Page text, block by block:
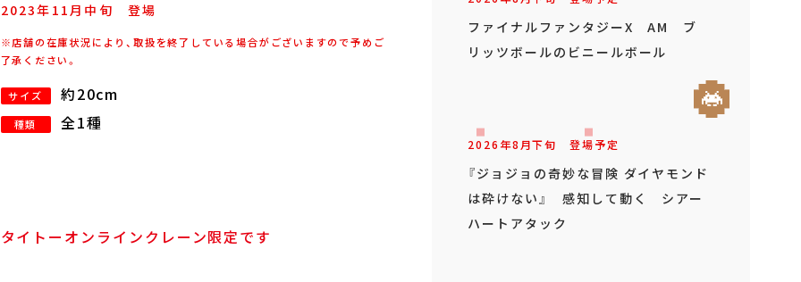
2023年 11月 中旬 登場
※店舗の在庫状況により、取扱を終了している場合がございますので予めご
了承ください。
サイズ 約20cm
種類 全1種
タイトーオンラインクレーン限定です
スプラトゥーン3 特大サイズぬいぐ
るみ イカ＆タコ
2026年8月下旬登場予定